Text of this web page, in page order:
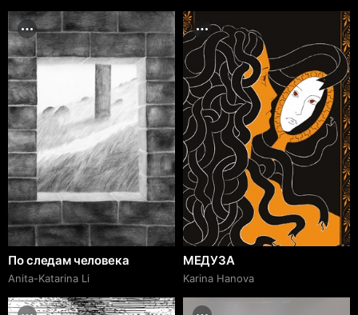
По следам человека
Anita-Katarina Li
МЕДУЗА
Karina Hanova